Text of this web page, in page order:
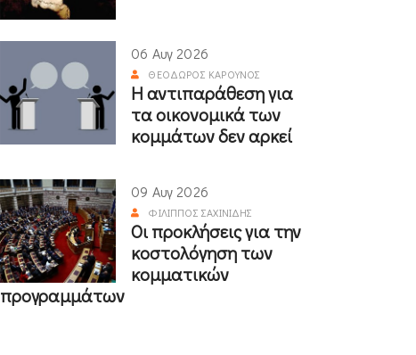
06 Αυγ 2026
ΘΕΌΔΩΡΟΣ ΚΑΡΟΎΝΟΣ
Η αντιπαράθεση για
τα οικονομικά των
κομμάτων δεν αρκεί
09 Αυγ 2026
ΦΊΛΙΠΠΟΣ ΣΑΧΙΝΊΔΗΣ
Οι προκλήσεις για την
κοστολόγηση των
κομματικών
προγραμμάτων